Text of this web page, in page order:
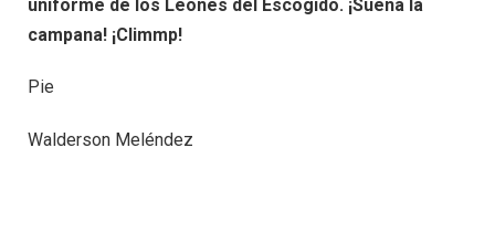
uniforme de los Leones del Escogido. ¡Suena la
campana! ¡Climmp!
Pie
Walderson Meléndez